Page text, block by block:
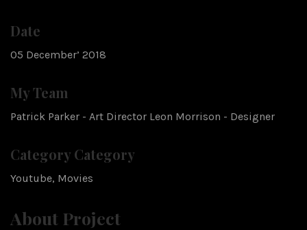
Date
05 December’ 2018
My Team
Patrick Parker - Art Director Leon Morrison - Designer
Category Category
Youtube, Movies
About Project